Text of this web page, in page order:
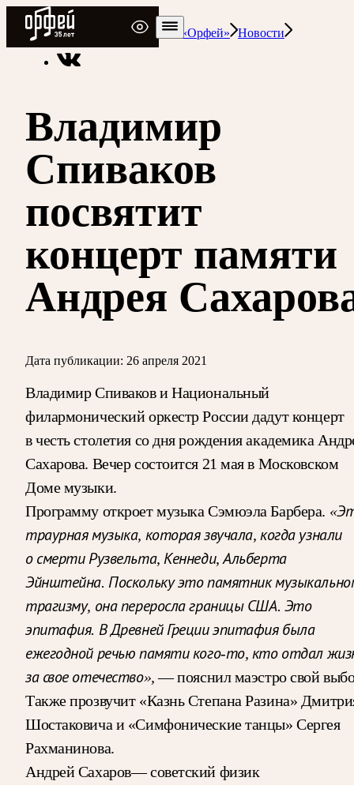
Радио Орфей
Радио классической музыки «Орфей»
Новости
Владимир
Спиваков
посвятит
концерт памяти
Андрея
Дата публикации: 26 апреля 2021
Владимир Спиваков и Национальный
филармонический оркестр России дадут концерт
в честь столетия со дня рождения академика
Сахарова. Вечер состоится 21 мая в Московском
Доме музыки.
Программу откроет музыка Сэмюэла Барбера.
траурная музыка, которая звучала, когда узнали
о смерти Рузвельта, Кеннеди, Альберта
Эйнштейна. Поскольку это памятник
трагизму, она переросла границы США. Это
эпитафия. В Древней Греции эпитафия была
ежегодной речью памяти кого-то, кто отдал
за свое отечество»,— пояснил маэстро свой
Также прозвучит «Казнь Степана Разина»
Шостаковича и «Симфонические танцы» Сергея
Рахманинова.
Андрей Сахаров— советский физик